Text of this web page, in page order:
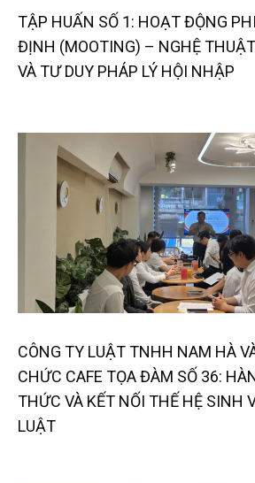
TẬP HUẤN SỐ 1: HOẠT ĐỘNG
ĐỊNH (MOOTING) – NGHỆ
VÀ TƯ DUY PHÁP LÝ HỘI NHẬP
CÔNG TY LUẬT TNHH NAM HÀ
CHỨC CAFE TỌA ĐÀM SỐ 36:
THỨC VÀ KẾT NỐI THẾ HỆ SINH
LUẬT